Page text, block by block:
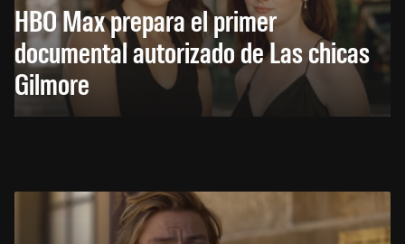
HBO Max prepara el primer
documental autorizado de Las chicas
Gilmore